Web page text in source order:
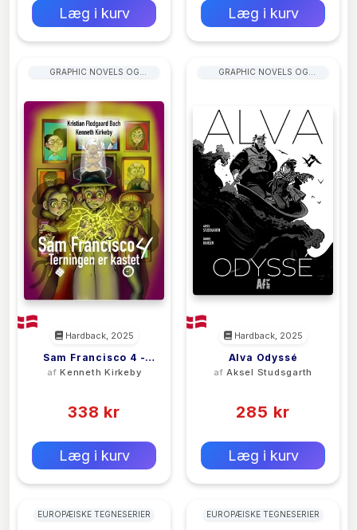
Læg i kurv Læg i kurv
GRAPHIC NOVELS OG
Hardback, 2025
Sam Francisco 4 -
Terningen Er Kastet
af Kenneth Kirkeby
338 kr
Læg i kurv
GRAPHIC NOVELS OG
Hardback, 2025
Alva Odyssé
afAksel Studsgarth
285 kr
Læg i kurv
EUROPÆISKE TEGNESERIER EUROPÆISKE TEGNESERIER